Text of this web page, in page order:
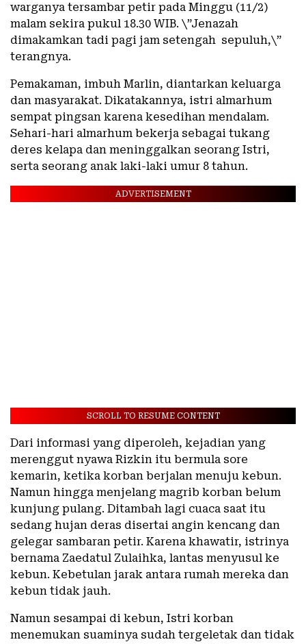
warganya tersambar petir pada Minggu (11/2)
malam sekira pukul 18.30 WIB. \”Jenazah
dimakamkan tadi pagi jam setengah sepuluh,\”
terangnya.
Pemakaman, imbuh Marlin, diantarkan keluarga
dan masyarakat. Dikatakannya, istri almarhum
sempat pingsan karena kesedihan mendalam.
Sehari-hari almarhum bekerja sebagai tukang
deres kelapa dan meninggalkan seorang Istri,
serta seorang anak laki-laki umur 8 tahun.
ADVERTISEMENT
SCROLL TO RESUME CONTENT
Dari informasi yang diperoleh, kejadian yang
merenggut nyawa Rizkin itu bermula sore
kemarin, ketika korban berjalan menuju kebun.
Namun hingga menjelang magrib korban belum
kunjung pulang. Ditambah lagi cuaca saat itu
sedang hujan deras disertai angin kencang dan
gelegar sambaran petir. Karena khawatir, istrinya
bernama Zaedatul Zulaihka, lantas menyusul ke
kebun. Kebetulan jarak antara rumah mereka dan
kebun tidak jauh.
Namun sesampai di kebun, Istri korban
menemukan suaminya sudah tergeletak dan tidak